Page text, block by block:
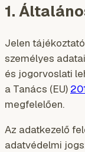
1.
Jelen
személyes
és jogorvoslati
a Tanács (EU)
megfelelően.
Az adatkezelő
adatvédelmi